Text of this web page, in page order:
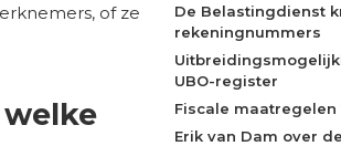
of ze
De Belastingdienst
rekeningnummers
UBO-register
Fiscale
Erik van Dam over